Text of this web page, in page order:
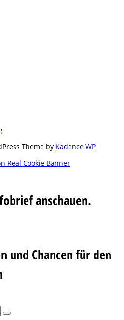
Theme by Kadence WP
Real Cookie Banner
anschauen.
und Chancen für den